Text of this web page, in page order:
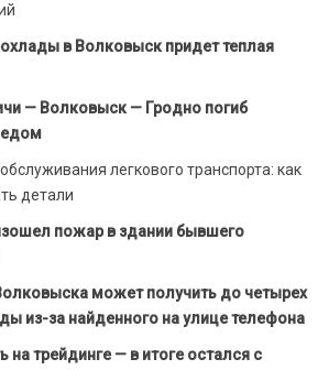
в Волковыск придет теплая
— Волковыск — Гродно погиб
легкового транспорта: как
детали
пожар в здании бывшего
может получить до четырех
из-за найденного на улице телефона
на трейдинге — в итоге остался с